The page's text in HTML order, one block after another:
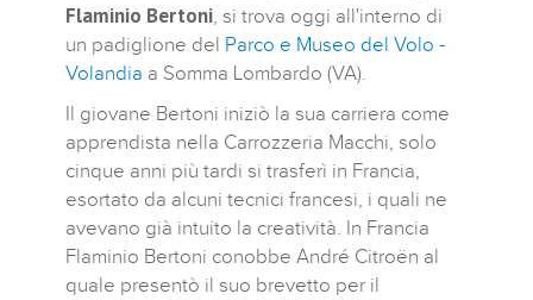
Flaminio Bertoni, si trova oggi all'interno di
un padiglione del Parco e Museo del Volo -
Volandia a Somma Lombardo (VA).
Il giovane Bertoni iniziò la sua carriera come
apprendista nella Carrozzeria Macchi, solo
cinque anni più tardi si trasferì in Francia,
esortato da alcuni tecnici francesi, i quali ne
avevano già intuito la creatività. In Francia
Flaminio Bertoni conobbe André Citroën al
quale presentò il suo brevetto per il